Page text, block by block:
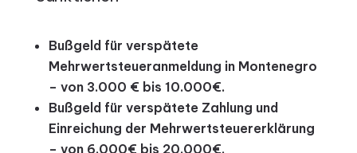
Bußgeld für verspätete
Mehrwertsteueranmeldung in Montenegro
– von 3.000 € bis 10.000€.
Bußgeld für verspätete Zahlung und
Einreichung der Mehrwertsteuererklärung
– von 6.000€ bis 20.000€.